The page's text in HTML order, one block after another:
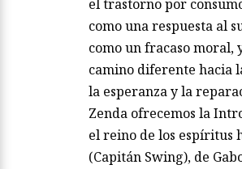
el trastorno por
como una respuesta al
como un fracaso moral,
camino diferente hacia
la esperanza y la
Zenda ofrecemos la
el reino de los espíritus
(Capitán Swing), de